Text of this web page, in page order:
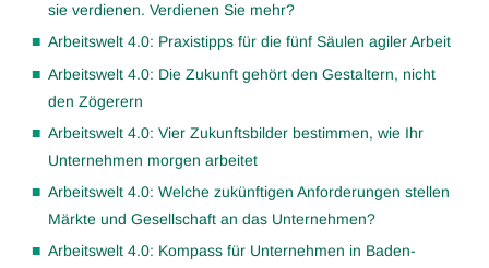
sie verdienen. Verdienen Sie mehr?
Arbeitswelt 4.0: Praxistipps für die fünf Säulen agiler Arbeit
Arbeitswelt 4.0: Die Zukunft gehört den Gestaltern, nicht
den Zögerern
Arbeitswelt 4.0: Vier Zukunftsbilder bestimmen, wie Ihr
Unternehmen morgen arbeitet
Arbeitswelt 4.0: Welche zukünftigen Anforderungen stellen
Märkte und Gesellschaft an das Unternehmen?
Arbeitswelt 4.0: Kompass für Unternehmen in Baden-